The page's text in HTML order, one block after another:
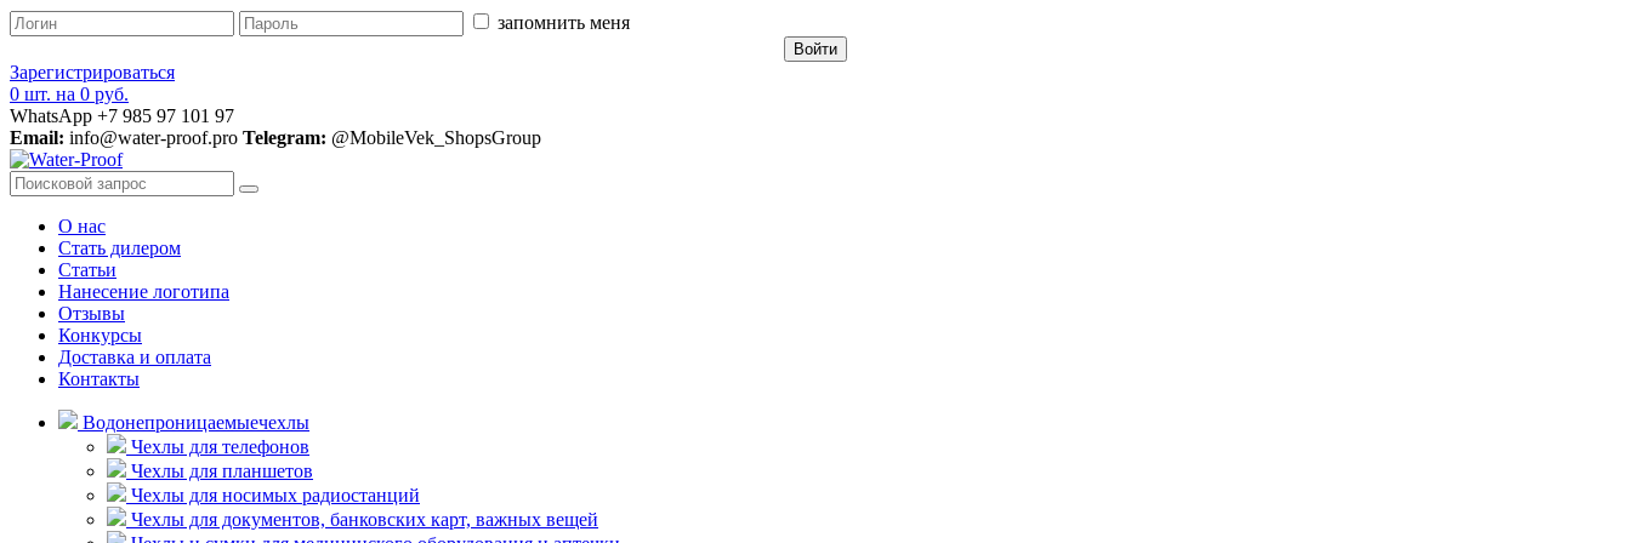
запомнить меня
Зарегистрироваться
0 шт. на 0 руб.
WhatsApp +7 985 97 101 97
Email: info@water-proof.pro Telegram: @MobileVek_ShopsGroup
О нас
Стать дилером
Статьи
Нанесение логотипа
Отзывы
Конкурсы
Доставка и оплата
Контакты
Водонепроницаемыечехлы
Чехлы для телефонов
Чехлы для планшетов
Чехлы для носимых радиостанций
Чехлы для документов, банковских карт, важных вещей